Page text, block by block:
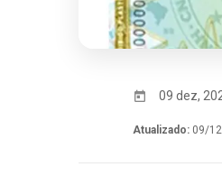
09 dez,
Atualizado: 09/